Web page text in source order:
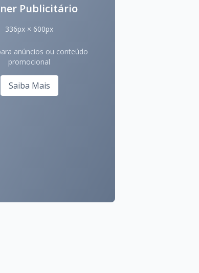
Publicitário
336px × 600px
anúncios ou conteúdo
promocional
Saiba Mais